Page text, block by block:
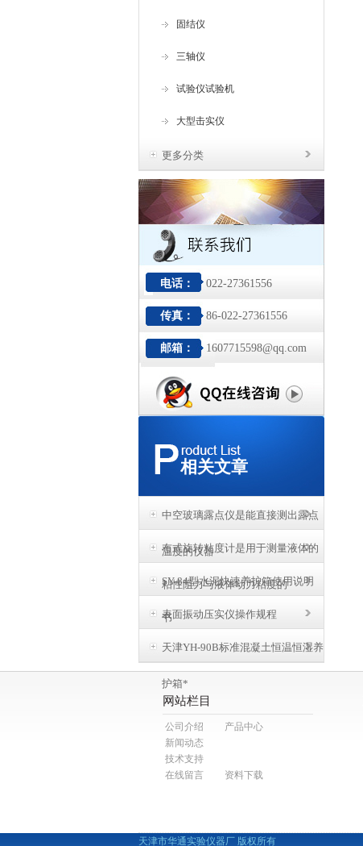
固结仪
三轴仪
试验仪试验机
大型击实仪
更多分类
电话： 022-27361556
传真： 86-022-27361556
邮箱： 1607715598@qq.com
相关文章
中空玻璃露点仪是能直接测出露点
温度的仪器
布式旋转粘度计是用于测量液体的
粘性阻力与液体动力粘度的
SY-84型水泥快速养护箱使用说明
书
表面振动压实仪操作规程
天津YH-90B标准混凝土恒温恒湿养
护箱*
网站栏目
公司介绍
产品中心
新闻动态
技术支持
在线留言
资料下载
天津市华通实验仪器厂 版权所有